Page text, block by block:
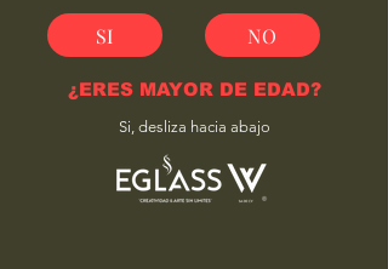
SI NO
¿ERES MAYOR DE EDAD?
Si, desliza hacia abajo